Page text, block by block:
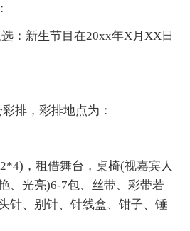
：新生节目在20xx年X月XX日
排，彩排地点为：
，租借舞台，桌椅(视嘉宾人
、光亮)6-7包、丝带、彩带若
针、别针、针线盒、钳子、锤